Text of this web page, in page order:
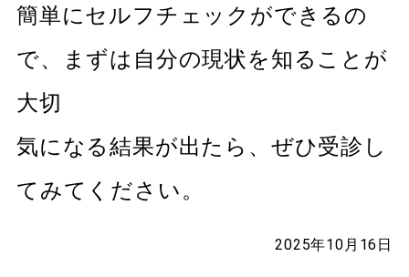
簡単にセルフチェックができるの
で、まずは自分の現状を知ることが
大切
気になる結果が出たら、ぜひ受診し
てみてください。
2025年10月16日